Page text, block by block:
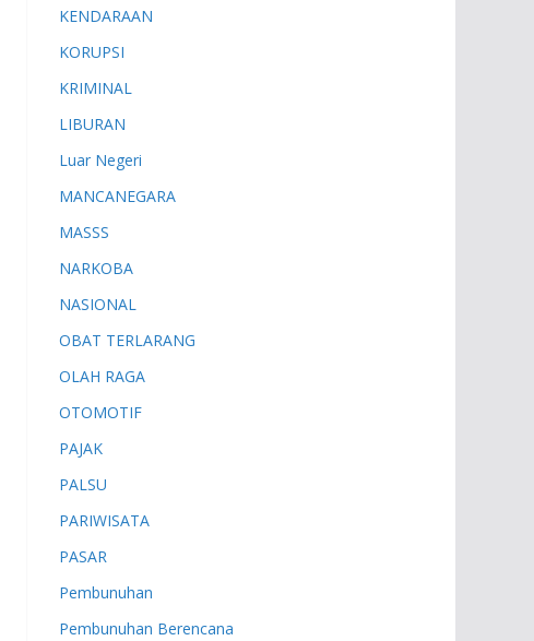
KENDARAAN
KORUPSI
KRIMINAL
LIBURAN
Luar Negeri
MANCANEGARA
MASSS
NARKOBA
NASIONAL
OBAT TERLARANG
OLAH RAGA
OTOMOTIF
PAJAK
PALSU
PARIWISATA
PASAR
Pembunuhan
Pembunuhan Berencana